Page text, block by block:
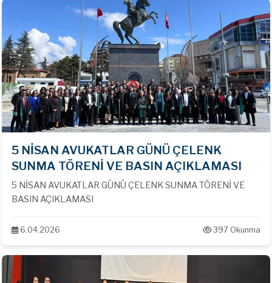
5 NİSAN AVUKATLAR GÜNÜ ÇELENK
SUNMA TÖRENİ VE BASIN AÇIKLAMASI
5 NİSAN AVUKATLAR GÜNÜ ÇELENK SUNMA TÖRENİ VE
BASIN AÇIKLAMASI
6.04.2026 397 Okunma